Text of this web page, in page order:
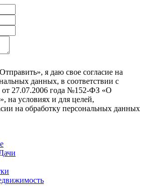
я даю свое согласие на
данных, в соответствии с
27.07.2006 года №152-ФЗ «О
на условиях и для целей,
на обработку персональных данных